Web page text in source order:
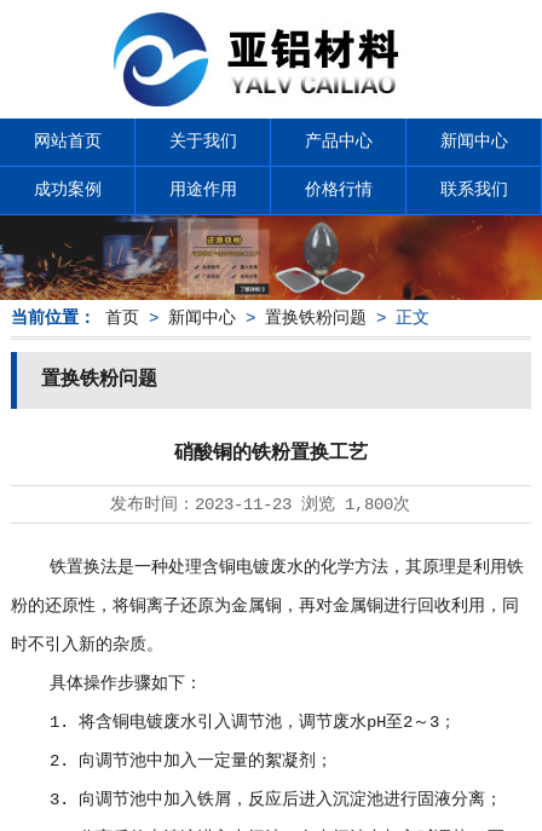
网站首页 关于我们 产品中心 新闻中心
成功案例 用途作用 价格行情 联系我们
当前位置： 首页 > 新闻中心> 置换铁粉问题 > 正文
置换铁粉问题
硝酸铜的铁粉置换工艺
发布时间： 2023-11-23浏览 1,800次
铁置换法是一种处理含铜电镀废水的化学方法，其原理是利用铁
粉的还原性，将铜离子还原为金属铜，再对金属铜进行回收利用，同
时不引入新的杂质。
具体操作步骤如下：
1. 将含铜电镀废水引入调节池，调节废水pH至2～3；
2. 向调节池中加入一定量的絮凝剂；
3. 向调节池中加入铁屑，反应后进入沉淀池进行固液分离；